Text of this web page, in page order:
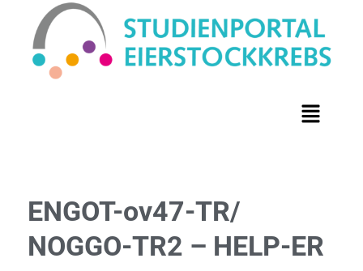
ENGOT-ov47-TR/
NOGGO-TR2 – HELP-ER